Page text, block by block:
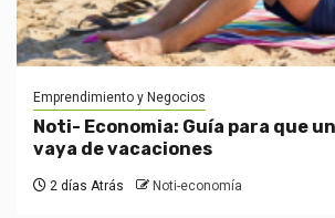
Emprendimiento y Negocios
Noti- Economia: Guía para que
vaya de vacaciones
2 días Atrás Noti-economía